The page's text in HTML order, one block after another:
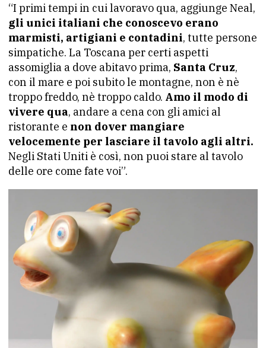
“I primi tempi in cui lavoravo qua, aggiunge Neal,
gli unici italiani che conoscevo erano
marmisti, artigiani e contadini, tutte persone
simpatiche. La Toscana per certi aspetti
assomiglia a dove abitavo prima, Santa Cruz,
con il mare e poi subito le montagne, non è nè
troppo freddo, nè troppo caldo. Amo il modo di
vivere qua, andare a cena con gli amici al
ristorante e non dover mangiare
velocemente per lasciare il tavolo agli altri.
Negli Stati Uniti è così, non puoi stare al tavolo
delle ore come fate voi”.